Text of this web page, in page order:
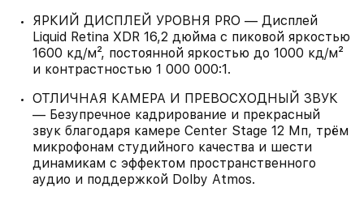
ЯРКИЙ ДИСПЛЕЙ УРОВНЯ PRO — Дисплей
Liquid Retina XDR 16,2 дюйма с пиковой яркостью
1600 кд/м², постоянной яркостью до 1000 кд/м²
и контрастностью 1 000 000:1.
ОТЛИЧНАЯ КАМЕРА И ПРЕВОСХОДНЫЙ ЗВУК
— Безупречное кадрирование и прекрасный
звук благодаря камере Center Stage 12 Мп, трём
микрофонам студийного качества и шести
динамикам с эффектом пространственного
аудио и поддержкой Dolby Atmos.